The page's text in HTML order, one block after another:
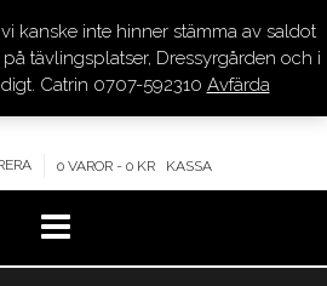
KOMPETENS – SERVICE
0 VAROR - 0 KR KASSA
kanske inte hinner stämma av saldot
tävlingsplatser, Dressyrgården och i
Catrin 0707-592310 Avfärda